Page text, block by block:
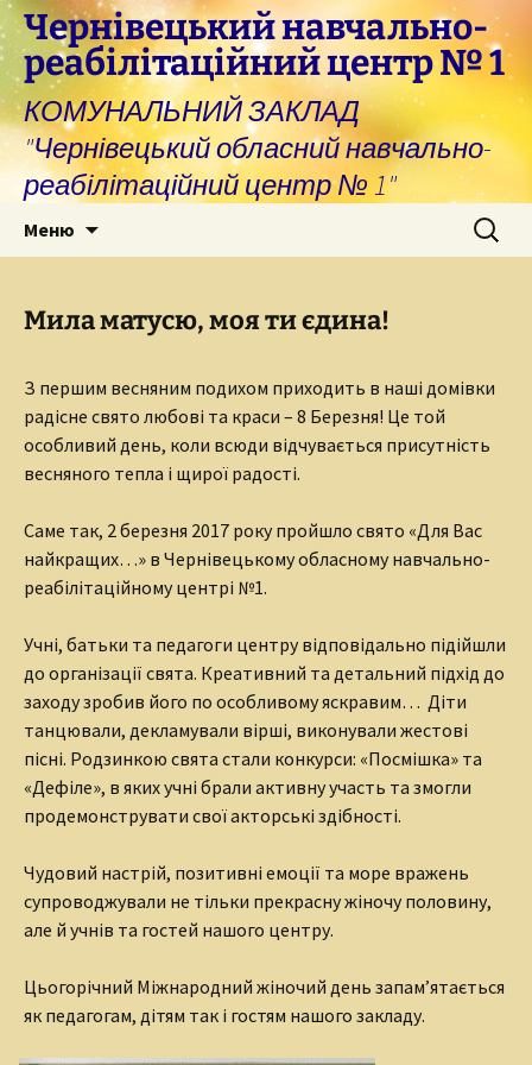
Перейти
до
вмісту
Чернівецький навчально-
реабілітаційний центр № 1
КОМУНАЛЬНИЙ ЗАКЛАД
"Чернівецький обласний навчально-
реабілітаційний центр № 1"
Меню Пошук:
Мила матусю, моя ти єдина!
З першим весняним подихом приходить в наші домівки
радісне свято любові та краси – 8 Березня! Це той
особливий день, коли всюди відчувається присутність
весняного тепла і щирої радості.
Саме так, 2 березня 2017 року пройшло свято «Для Вас
найкращих…» в Чернівецькому обласному навчально-
реабілітаційному центрі №1.
Учні, батьки та педагоги центру відповідально підійшли
до організації свята. Креативний та детальний підхід до
заходу зробив його по особливому яскравим… Діти
танцювали, декламували вірші, виконували жестові
пісні. Родзинкою свята стали конкурси: «Посмішка» та
«Дефіле», в яких учні брали активну участь та змогли
продемонструвати свої акторські здібності.
Чудовий настрій, позитивні емоції та море вражень
супроводжували не тільки прекрасну жіночу половину,
але й учнів та гостей нашого центру.
Цьогорічний Міжнародний жіночий день запам’ятається
як педагогам, дітям так і гостям нашого закладу.